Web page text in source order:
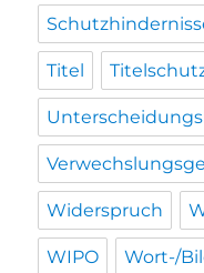
Titel
Widerspruch
WIPO Wort-/